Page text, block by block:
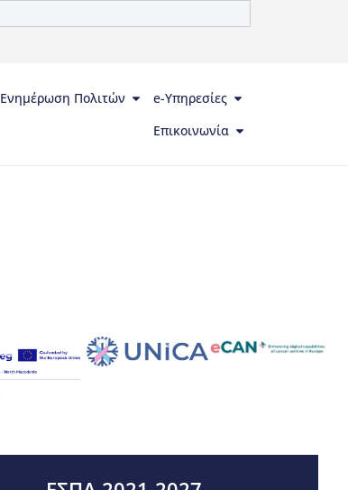
Ενημέρωση Πολιτών
e-Υπηρεσίες
Επικοινωνία